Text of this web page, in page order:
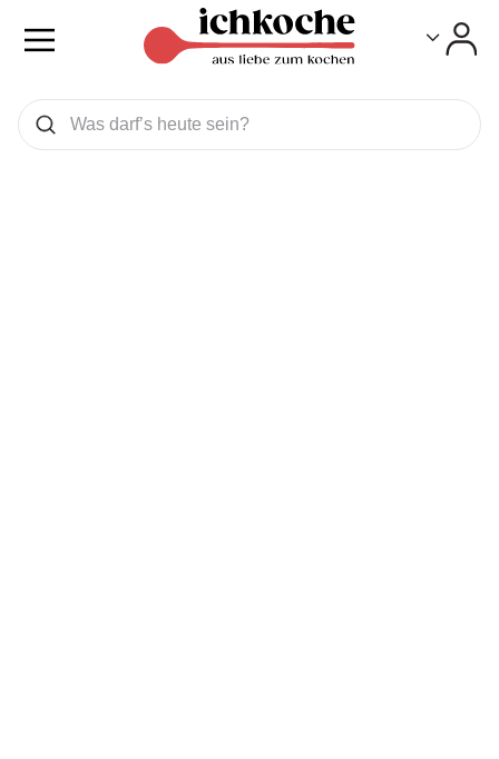
Was wollen Sie suchen
Suchen